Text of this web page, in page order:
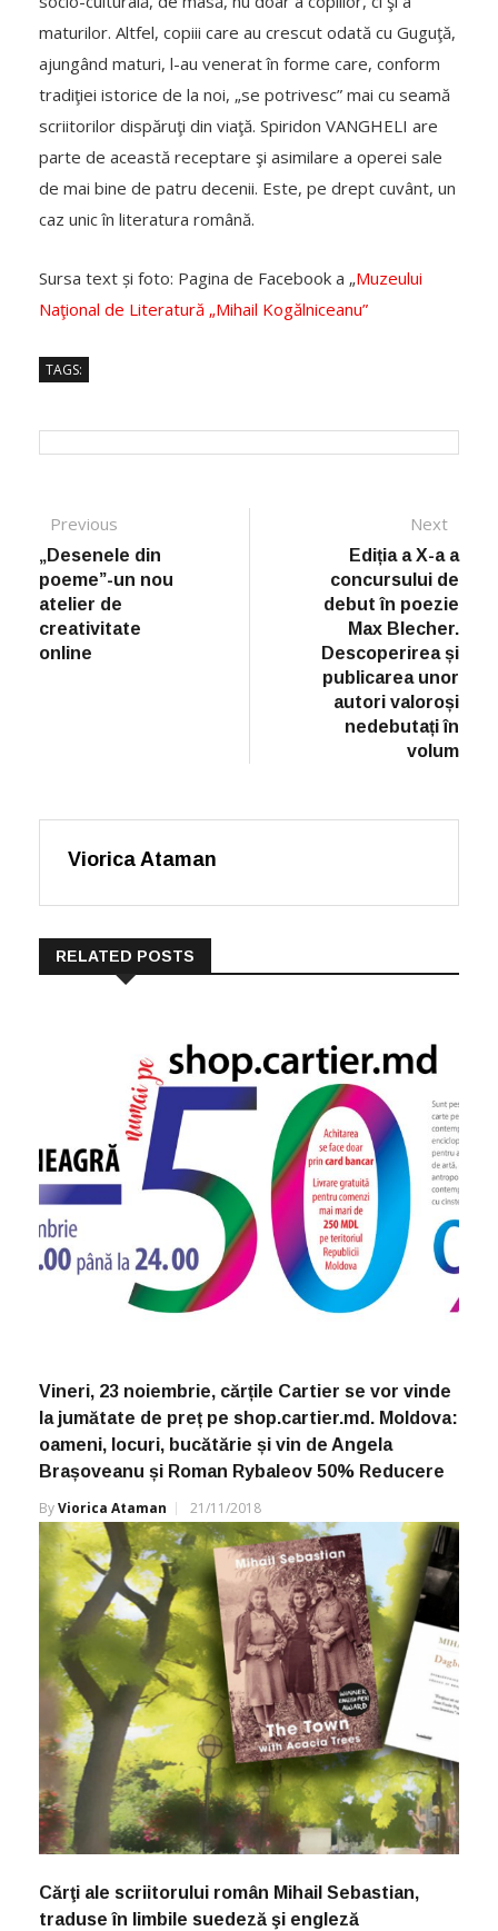
maturilor. Altfel, copiii care au crescut odată cu Guguţă,
ajungând maturi, l-au venerat în forme care, conform
tradiţiei istorice de la noi, „se potrivesc” mai cu seamă
scriitorilor dispăruţi din viaţă. Spiridon VANGHELI are
parte de această receptare şi asimilare a operei sale
de mai bine de patru decenii. Este, pe drept cuvânt, un
caz unic în literatura română.
Sursa text și foto: Pagina de Facebook a „Muzeului
Naţional de Literatură „Mihail Kogălniceanu”
TAGS:
Post navigation
Previous
„Desenele din
poeme”-un nou
atelier de
creativitate
online
Next
post:
Ediția a X-a a
concursului de
debut în poezie
Max Blecher.
Descoperirea și
publicarea unor
autori valoroși
nedebutați în
volum
Viorica Ataman
RELATED POSTS
Vineri, 23 noiembrie, cărțile Cartier se vor vinde
la jumătate de preț pe shop.cartier.md. Moldova:
oameni, locuri, bucătărie și vin de Angela
Brașoveanu și Roman Rybaleov 50% Reducere
ByViorica Ataman 21/11/2018
Cărţi ale scriitorului român Mihail Sebastian,
traduse în limbile suedeză şi engleză